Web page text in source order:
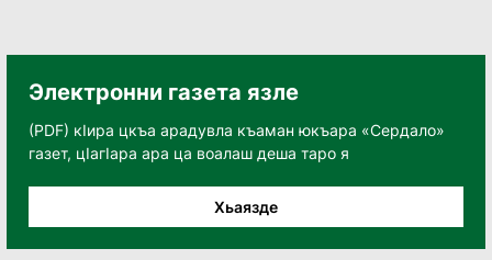
Электронни газета язле
(PDF) кӀира цкъа арадувла къаман юкъара «Сердало»
газет, цӀагӀара ара ца воалаш деша таро я
Хьаязде